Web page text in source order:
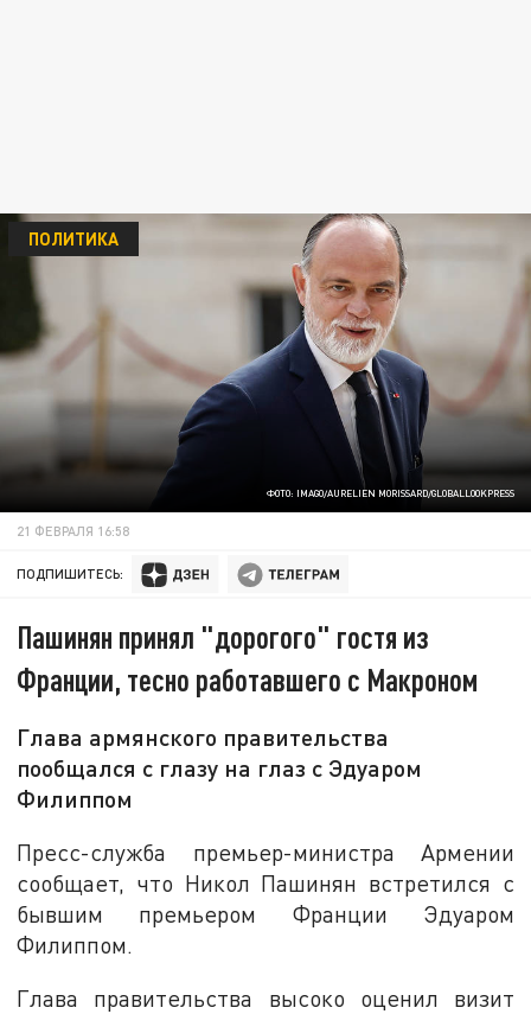
ФОТО: IMAGO/AURELIEN MORISSARD/GLOBALLOOKPRESS
ПОЛИТИКА
21 ФЕВРАЛЯ 16:58
ПОДПИШИТЕСЬ:
Пашинян принял "дорогого" гостя из
Франции, тесно работавшего с Макроном
Глава армянского правительства
пообщался с глазу на глаз с Эдуаром
Филиппом
Пресс-служба премьер-министра Армении
сообщает, что Никол Пашинян встретился с
бывшим премьером Франции Эдуаром
Филиппом.
Глава правительства высоко оценил визит